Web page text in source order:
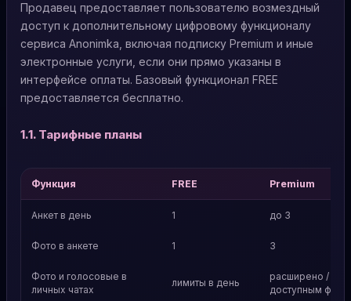
Продавец предоставляет пользователю возмездный
доступ к дополнительному цифровому функционалу
сервиса Anonimka, включая подписку Premium и иные
электронные услуги, если они прямо указаны в
интерфейсе оплаты. Базовый функционал FREE
предоставляется бесплатно.
1.1. Тарифные планы
Функция FREE Premium
Анкет в день 1 до 3
Фото в анкете 1 3
Фото и голосовые в
личных чатах
лимиты в день
расширено /
доступным